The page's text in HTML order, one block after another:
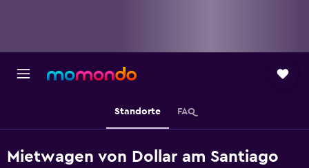
Standorte FAQ
Mietwagen von Dollar am Santiago